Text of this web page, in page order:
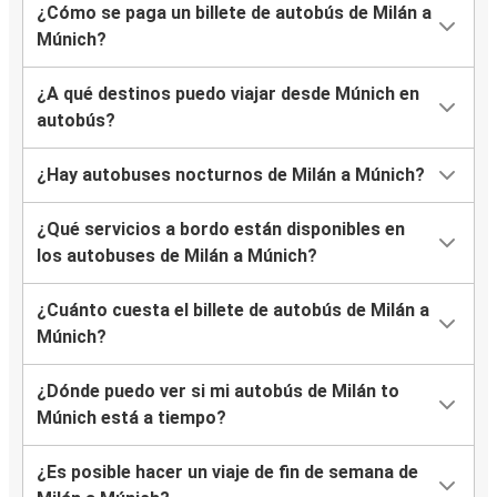
¿Cómo se paga un billete de autobús de Milán a
Múnich?
¿A qué destinos puedo viajar desde Múnich en
autobús?
¿Hay autobuses nocturnos de Milán a Múnich?
¿Qué servicios a bordo están disponibles en
los autobuses de Milán a Múnich?
¿Cuánto cuesta el billete de autobús de Milán a
Múnich?
¿Dónde puedo ver si mi autobús de Milán to
Múnich está a tiempo?
¿Es posible hacer un viaje de fin de semana de